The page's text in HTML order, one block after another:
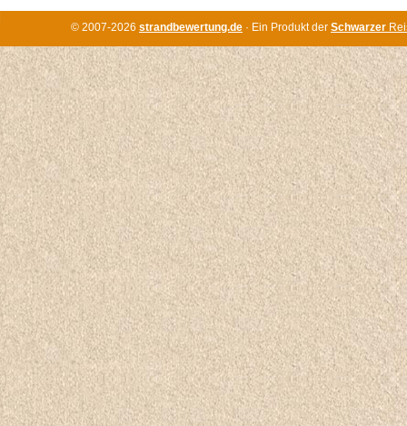
© 2007-2026 strandbewertung.de · Ein Produkt der Schwarzer